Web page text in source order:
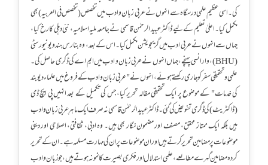
کی۔ اسی عظیم علمی درسگاہ سے انہوں نے عربی زبان و ادب میں تخصص (تخصص فی العربیہ) بھی
مکمل کیا۔اعلیٰ تعلیم کے لیے ڈاکٹر عبید الرحمٰن قاسمی نے جامعہ ملیہ اسلامیہ، نئی دہلی کا رخ کیا،
جہاں سے انہوں نے عربی ادب میں گریجویشن مکمل کیا۔ اس کے بعد، وہ بنارس ہندو یونیورسٹی
(BHU)، وارانسی پہنچے، جہاں انہوں نے عربی زبان و ادب میں ایم اے کی ڈگری حاصل کی۔
علمی و تحقیقی سفر کو جاری رکھتے ہوئے، انہوں نے "عربی زبان و ادب کے فروغ میں علماء دیوبند
کی خدمات" کے موضوع پر ایک تحقیقی مقالہ تحریر کیا، جس کی تکمیل کے بعد انہیں پی ایچ ڈی
(ڈاکٹریٹ) کی ڈگری تفویض کی گئی۔ڈاکٹر عبید الرحمٰن قاسمی نہ صرف ایک ماہرِ عربی زبان و ادب
ہیں بلکہ ایک ممتاز محقق، مصنف اور مضمون نگار بھی ہیں۔ وہ ادبی، ثقافتی، اصلاحی اور دینی
موضوعات پر مضامین تحریر کرتے ہیں اور ان موضوعات پر ان کی مہارت مسلمہ ہے۔ ان کے تحریر
کردہ مضامین گہرے مطالعے، علمی استدلال اور فکری بصیرت کا نمونہ ہوتے ہیں، جو زبان و ادب